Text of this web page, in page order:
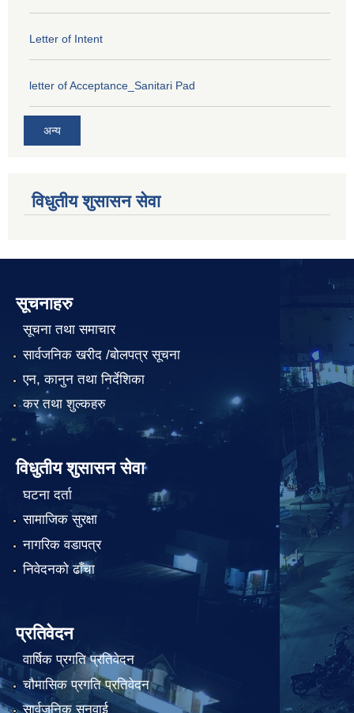
Letter of Intent
letter of Acceptance_Sanitari Pad
अन्य
विधुतीय शुसासन सेवा
सूचनाहरु
सूचना तथा समाचार
सार्वजनिक खरीद /बोलपत्र सूचना
एन, कानुन तथा निर्देशिका
कर तथा शुल्कहरु
विधुतीय शुसासन सेवा
घटना दर्ता
सामाजिक सुरक्षा
नागरिक वडापत्र
निवेदनको ढाँचा
प्रतिवेदन
वार्षिक प्रगति प्रतिवेदन
चौमासिक प्रगति प्रतिवेदन
सार्वजनिक सुनुवाई